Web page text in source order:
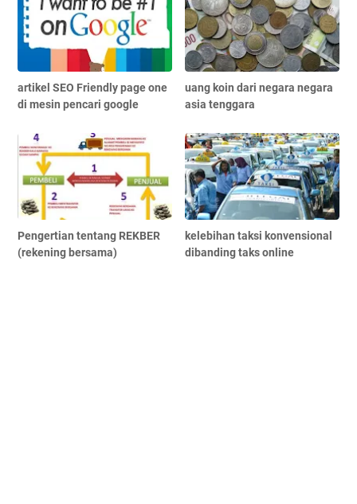
artikel SEO Friendly page one
di mesin pencari google
uang koin dari negara negara
asia tenggara
Pengertian tentang REKBER
(rekening bersama)
kelebihan taksi konvensional
dibanding taks online